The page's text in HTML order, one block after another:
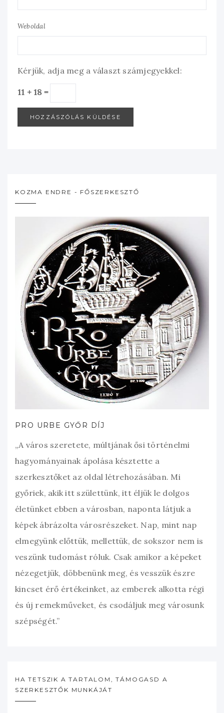
Weboldal
Kérjük, adja meg a választ számjegyekkel:
11 + 18 =
KOZMA ENDRE - FŐSZERKESZTŐ
PRO URBE GYŐR DÍJ
„A város szeretete, múltjának ősi történelmi
hagyományainak ápolása késztette a
szerkesztőket az oldal létrehozásában. Mi
győriek, akik itt születtünk, itt éljük le dolgos
életünket ebben a városban, naponta látjuk a
képek ábrázolta városrészeket. Nap, mint nap
elmegyünk előttük, mellettük, de sokszor nem is
veszünk tudomást róluk. Csak amikor a képeket
nézegetjük, döbbenünk meg, és vesszük észre
kincset érő értékeinket, az emberek alkotta régi
és új remekműveket, és csodáljuk meg városunk
szépségét.”
HA TETSZIK A TARTALOM, TÁMOGASD A
SZERKESZTŐK MUNKÁJÁT